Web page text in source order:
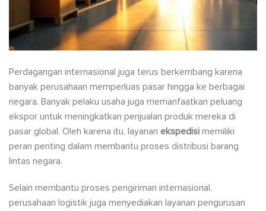
Perdagangan internasional juga terus berkembang karena
banyak perusahaan memperluas pasar hingga ke berbagai
negara. Banyak pelaku usaha juga memanfaatkan peluang
ekspor untuk meningkatkan penjualan produk mereka di
pasar global. Oleh karena itu, layanan ekspedisi memiliki
peran penting dalam membantu proses distribusi barang
lintas negara.
Selain membantu proses pengiriman internasional,
perusahaan logistik juga menyediakan layanan pengurusan